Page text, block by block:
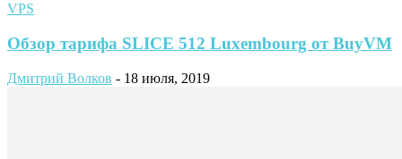
VPS
Обзор тарифа SLICE 512 Luxembourg от BuyVM
Дмитрий Волков - 18 июля, 2019